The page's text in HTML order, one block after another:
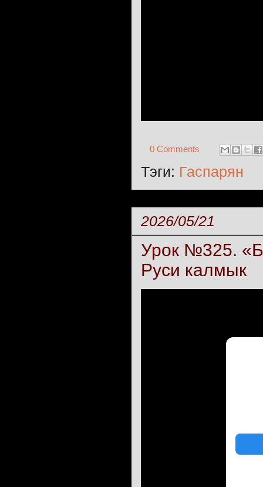
0 Comments
Тэги: Гаспарян
2026/05/21
Урок №325.
Руси калмык